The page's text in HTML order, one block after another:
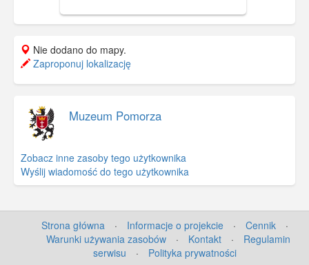
Nie dodano do mapy.
Zaproponuj lokalizację
Muzeum Pomorza
Zobacz inne zasoby tego użytkownika
Wyślij wiadomość do tego użytkownika
Strona główna · Informacje o projekcie · Cennik
·
Warunki używania zasobów
· Kontakt ·
Regulamin
serwisu
· Polityka prywatności